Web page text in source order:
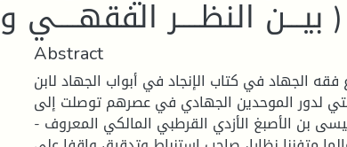
بيـــن النظــــر
Abstract
الجهاد في كتاب الإنجاد في أبواب الجهاد لابن
لدور الموحدين الجهادي في عصرهم توصلت إلى :
- أن أبي عبد الله محمد بن عيسى بن الأصبغ الأزدي القرطبي المالكي المعروف